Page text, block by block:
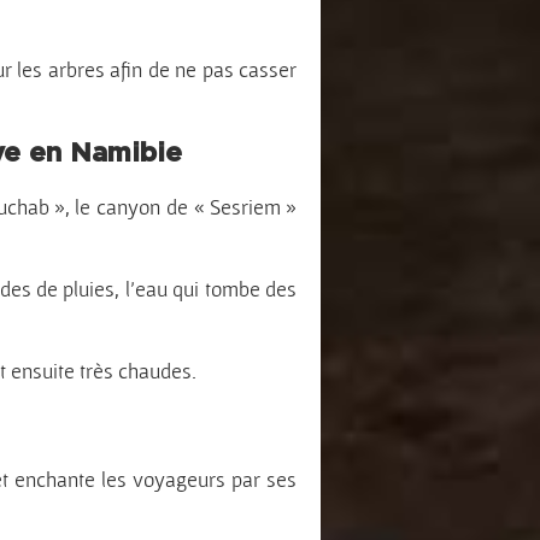
les arbres afin de ne pas casser
en Namibie
», le canyon de « Sesriem »
de pluies, l’eau qui tombe des
très chaudes.
les voyageurs par ses